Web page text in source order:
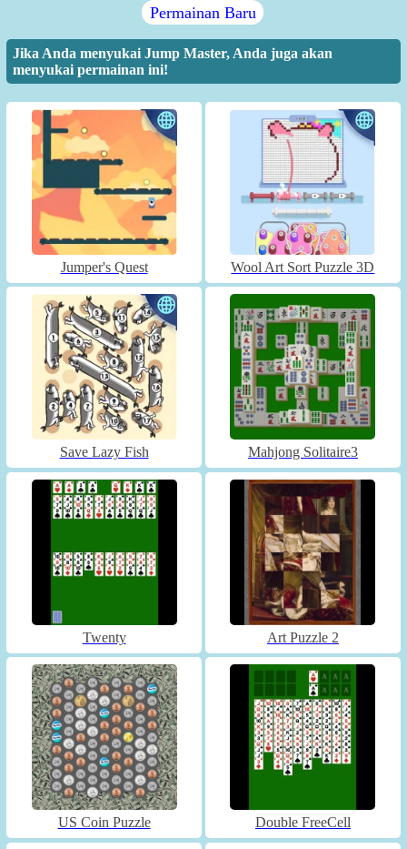
Permainan Baru
Jika Anda menyukai Jump Master, Anda juga akan
menyukai permainan ini!
Jumper's Quest Wool Art Sort Puzzle 3D
Save Lazy Fish Mahjong Solitaire3
Twenty Art Puzzle 2
US Coin Puzzle Double FreeCell